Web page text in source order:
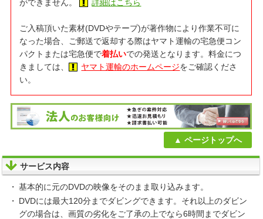
ができません。 詳細はこちら
ご入稿頂いた素材(DVDやテープ)が著作物により作業不可に
なった場合、ご郵送で返却する際はヤマト運輸の宅急便コン
パクトまたは宅急便で着払いでの発送となります。料金につ
きましては、
ヤマト運輸のホームページをご確認くださ
い。
ページトップへ
サービス内容
基本的に元のDVDの映像をそのまま取り込みます。
DVDには最大120分までダビングできます。それ以上のダビン
グの場合は、画質の劣化をご了承の上でなら6時間までダビン